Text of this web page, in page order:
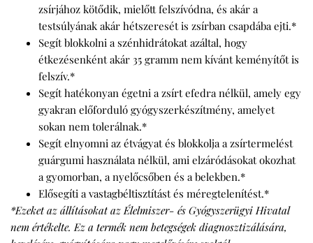
zsírjához kötődik, mielőtt felszívódna, és akár a
testsúlyának akár hétszeresét is zsírban csapdába ejti.*
Segít blokkolni a szénhidrátokat azáltal, hogy
étkezésenként akár 35 gramm nem kívánt keményítőt is
felszív.*
Segít hatékonyan égetni a zsírt efedra nélkül, amely egy
gyakran előforduló gyógyszerkészítmény, amelyet
sokan nem tolerálnak.*
Segít elnyomni az étvágyat és blokkolja a zsírtermelést
guárgumi használata nélkül, ami elzáródásokat okozhat
a gyomorban, a nyelőcsőben és a belekben.*
Elősegíti a vastagbéltisztítást és méregtelenítést.*
*Ezeket az állításokat az Élelmiszer- és Gyógyszerügyi Hivatal
nem értékelte. Ez a termék nem betegségek diagnosztizálására,